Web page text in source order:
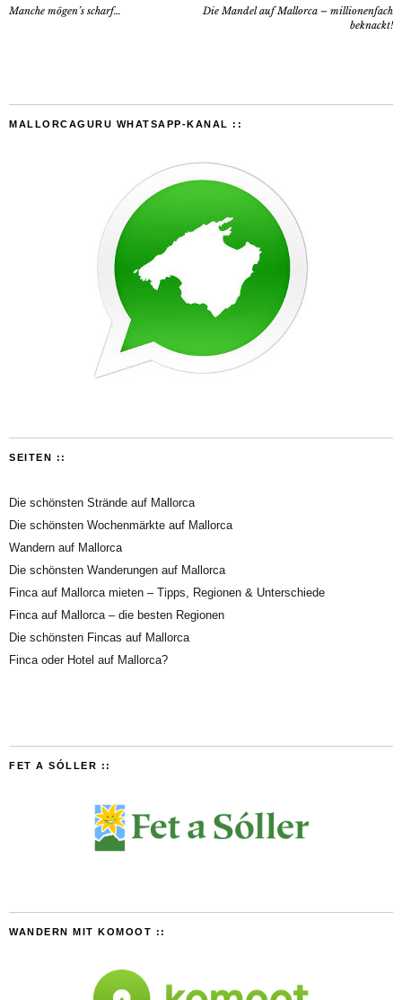
Manche mögen’s scharf…
Die Mandel auf Mallorca – millionenfach
beknackt!
MALLORCAGURU WHATSAPP-KANAL ::
SEITEN ::
Die schönsten Strände auf Mallorca
Die schönsten Wochenmärkte auf Mallorca
Wandern auf Mallorca
Die schönsten Wanderungen auf Mallorca
Finca auf Mallorca mieten – Tipps, Regionen & Unterschiede
Finca auf Mallorca – die besten Regionen
Die schönsten Fincas auf Mallorca
Finca oder Hotel auf Mallorca?
FET A SÓLLER ::
WANDERN MIT KOMOOT ::